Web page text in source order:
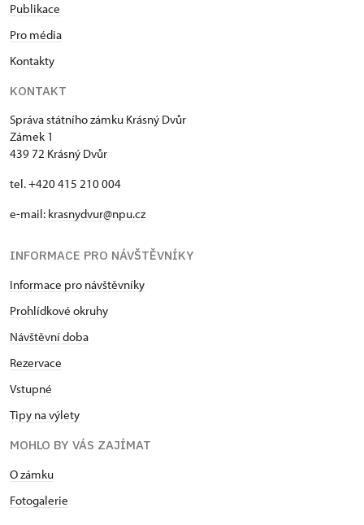
Publikace
Pro média
Kontakty
KONTAKT
Správa státního zámku Krásný Dvůr
Zámek 1
439 72 Krásný Dvůr
tel. +420 415 210 004
e-mail: krasnydvur@npu.cz
INFORMACE PRO NÁVŠTĚVNÍKY
Informace pro návštěvníky
Prohlídkové okruhy
Návštěvní doba
Rezervace
Vstupné
Tipy na výlety
MOHLO BY VÁS ZAJÍMAT
O zámku
Fotogalerie